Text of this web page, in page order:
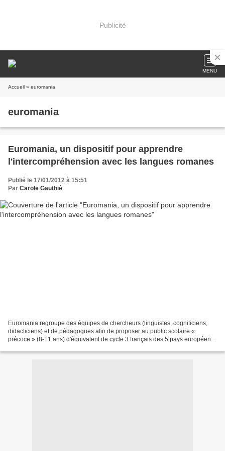
Publicité
MENU
Accueil » euromania
euromania
Euromania, un dispositif pour apprendre
l'intercompréhension avec les langues romanes
Publié le 17/01/2012 à 15:51
Par Carole Gauthié
Euromania regroupe des équipes de chercheurs (linguistes, cogniticiens,
didacticiens) et de pédagogues afin de proposer au public scolaire «
précoce » (8-11 ans) d'équivalent de cycle 3 français des 5 pays européens